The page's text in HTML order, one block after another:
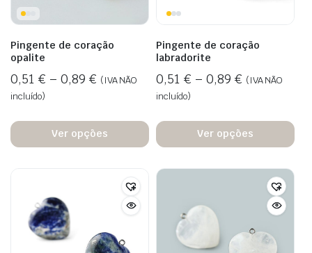
Pingente de coração
opalite
0,51 € – 0,89 € (IVA NÃO
incluído)
Ver opções
Pingente de coração
labradorite
0,51 € – 0,89 € (IVA NÃO
incluído)
Ver opções